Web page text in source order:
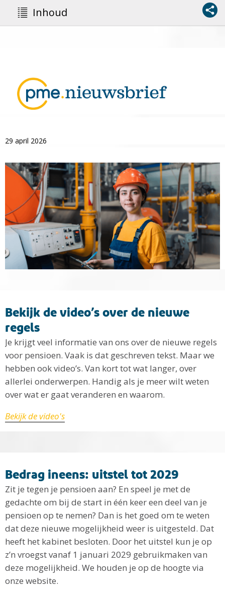
Inhoud
29 april 2026
Bekijk de video’s over de nieuwe
regels
Je krijgt veel informatie van ons over de nieuwe regels
voor pensioen. Vaak is dat geschreven tekst. Maar we
hebben ook video’s. Van kort tot wat langer, over
allerlei onderwerpen. Handig als je meer wilt weten
over wat er gaat veranderen en waarom.
Bekijk de video's
Bedrag ineens: uitstel tot 2029
Zit je tegen je pensioen aan? En speel je met de
gedachte om bij de start in één keer een deel van je
pensioen op te nemen? Dan is het goed om te weten
dat deze nieuwe mogelijkheid weer is uitgesteld. Dat
heeft het kabinet besloten. Door het uitstel kun je op
z’n vroegst vanaf 1 januari 2029 gebruikmaken van
deze mogelijkheid. We houden je op de hoogte via
onze website.